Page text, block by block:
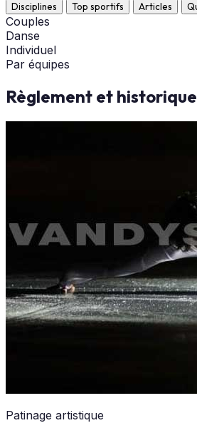
Disciplines Top sportifs Articles
Couples
Danse
Individuel
Par équipes
Règlement et historique
Patinage artistique